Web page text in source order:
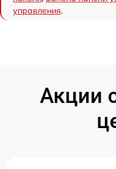
управления.
Акции